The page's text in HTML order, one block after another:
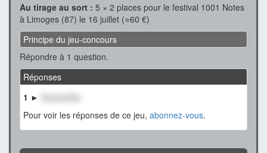
Au tirage au sort : 5 × 2 places pour le festival 1001 Notes
à Limoges (87) le 16 juillet (≈60 €)
Principe du jeu-concours
Répondre à 1 question.
Réponses
1 ►
XxxxxxXxx
Pour voir les réponses de ce jeu, abonnez-vous.